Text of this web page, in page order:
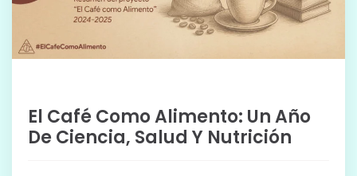
El Café Como Alimento: Un Año
De Ciencia, Salud Y Nutrición